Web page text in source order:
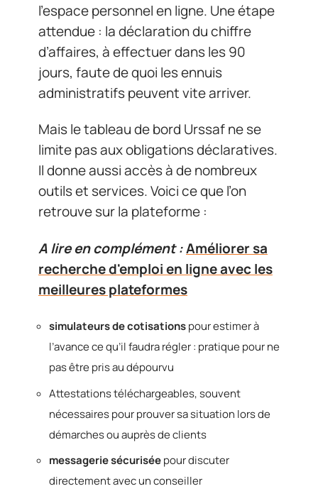
l’espace personnel en ligne. Une étape
attendue : la déclaration du chiffre
d’affaires, à effectuer dans les 90
jours, faute de quoi les ennuis
administratifs peuvent vite arriver.
Mais le tableau de bord Urssaf ne se
limite pas aux obligations déclaratives.
Il donne aussi accès à de nombreux
outils et services. Voici ce que l’on
retrouve sur la plateforme :
A lire en complément :Améliorer sa
recherche d'emploi en ligne avec les
meilleures plateformes
simulateurs de cotisationspour estimer à
l’avance ce qu’il faudra régler : pratique pour ne
pas être pris au dépourvu
Attestations téléchargeables, souvent
nécessaires pour prouver sa situation lors de
démarches ou auprès de clients
messagerie sécuriséepour discuter
directement avec un conseiller